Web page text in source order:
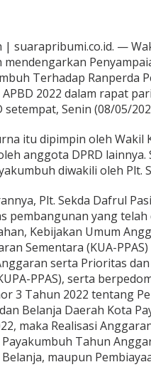
,
W
a
l
i
K
a
P
a
a
k
a
n
S
L
P
A
A
P
D
| suarapribumi.co.id. —
mendengarkan
Terhadap Ranperda
APBD 2022 dalam rapat
setempat, Senin (08/05/
itu dipimpin oleh Wakil
anggota DPRD
diwakili oleh Plt.
Plt. Sekda Dafrul
pembangunan yang telah
Kebijakan Umum
Sementara (KUA-
serta Prioritas
PPAS), serta
3 Tahun 2022 tentang
Belanja Daerah Kota
maka Realisasi
Tahun
maupun